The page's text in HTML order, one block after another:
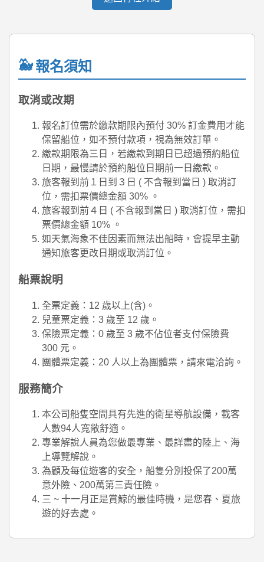
報名須知
取消或改期
報名訂位需於繳款期限內預付 30% 訂金費用才能
保留船位，如不預付款項，視為無效訂單。
繳款期限為三日，若繳款到期日已超過預約船位
日期，最慢請於預約船位日期前一日繳款。
旅客報到前１日到３日 ( 不含報到當日 ) 取消訂
位，需扣票價總金額 30% 。
旅客報到前４日 ( 不含報到當日 ) 取消訂位，需扣
票價總金額 10% 。
如天氣海象不佳因素而無法出船時，會提早主動
通知旅客更改日期或取消訂位。
船票說明
全票定義：12 歲以上(含)。
兒童票定義：3 歲至 12 歲。
保險票定義：0 歲至 3 歲不佔位者支付保險費
300 元。
團體票定義：20 人以上為團體票，請來電洽詢。
服務簡介
本公司船隻空間具有先進的衛星導航設備，載客
人數94人寬敞舒適。
專業解說人員為您做最專業、最詳盡的陸上、海
上導覽解說。
為顧及每位遊客的安全，船隻分別投保了200萬
意外險、200萬第三責任險。
三 ~ 十一月正是賞鯨的最佳時機，是您春、夏旅
遊的好去處。